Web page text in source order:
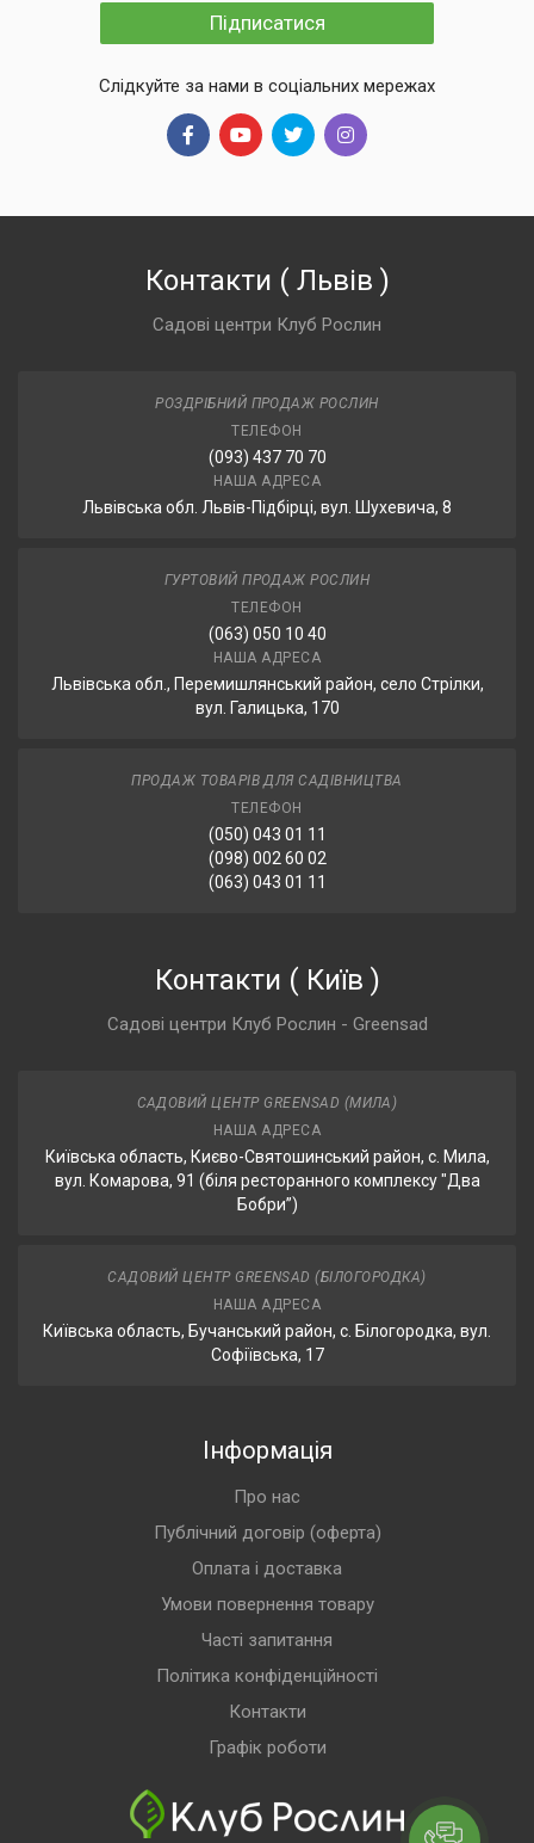
Підписатися
Слідкуйте за нами в соціальних мережах
Контакти ( Львів )
Садові центри Клуб Рослин
РОЗДРІБНИЙ ПРОДАЖ РОСЛИН
ТЕЛЕФОН
(093) 437 70 70
НАША АДРЕСА
Львівська обл. Львів-Підбірці, вул. Шухевича, 8
ГУРТОВИЙ ПРОДАЖ РОСЛИН
ТЕЛЕФОН
(063) 050 10 40
НАША АДРЕСА
Львівська обл., Перемишлянський район, село Стрілки,
вул. Галицька, 170
ПРОДАЖ ТОВАРІВ ДЛЯ САДІВНИЦТВА
ТЕЛЕФОН
(050) 043 01 11
(098) 002 60 02
(063) 043 01 11
Контакти ( Київ )
Садові центри Клуб Рослин - Greensad
САДОВИЙ ЦЕНТР GREENSAD (МИЛА)
НАША АДРЕСА
Київська область, Києво-Святошинський район, с. Мила,
вул. Комарова, 91 (біля ресторанного комплексу "Два
Бобри”)
САДОВИЙ ЦЕНТР GREENSAD (БІЛОГОРОДКА)
НАША АДРЕСА
Київська область, Бучанський район, с. Білогородка, вул.
Софіївська, 17
Інформація
Про нас
Публічний договір (оферта)
Оплата і доставка
Умови повернення товару
Часті запитання
Політика конфіденційності
Контакти
Графік роботи